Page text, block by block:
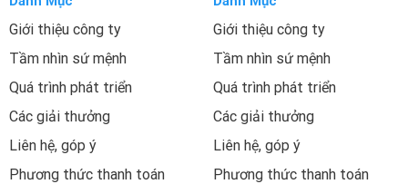
Giới thiệu công ty
Tầm nhìn sứ mệnh
Quá trình phát triển
Các giải thưởng
Liên hệ, góp ý
Phương thức thanh toán
Giới thiệu công ty
Tầm nhìn sứ mệnh
Quá trình phát triển
Các giải thưởng
Liên hệ, góp ý
Phương thức thanh toán